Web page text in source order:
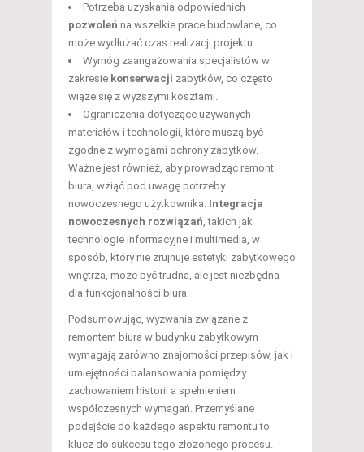
Potrzeba uzyskania odpowiednich
pozwoleń na wszelkie prace budowlane, co
może wydłużać czas realizacji projektu.
Wymóg zaangażowania specjalistów w
zakresie konserwacji zabytków, co często
wiąże się z wyższymi kosztami.
Ograniczenia dotyczące używanych
materiałów i technologii, które muszą być
zgodne z wymogami ochrony zabytków.
Ważne jest również, aby prowadząc remont
biura, wziąć pod uwagę potrzeby
nowoczesnego użytkownika. Integracja
nowoczesnych rozwiązań, takich jak
technologie informacyjne i multimedia, w
sposób, który nie zrujnuje estetyki zabytkowego
wnętrza, może być trudna, ale jest niezbędna
dla funkcjonalności biura.
Podsumowując, wyzwania związane z
remontem biura w budynku zabytkowym
wymagają zarówno znajomości przepisów, jak i
umiejętności balansowania pomiędzy
zachowaniem historii a spełnieniem
współczesnych wymagań. Przemyślane
podejście do każdego aspektu remontu to
klucz do sukcesu tego złożonego procesu.